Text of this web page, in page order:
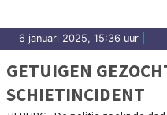
6 januari 2025, 15:36 uur
GETUIGEN
SCHIETINCIDENT